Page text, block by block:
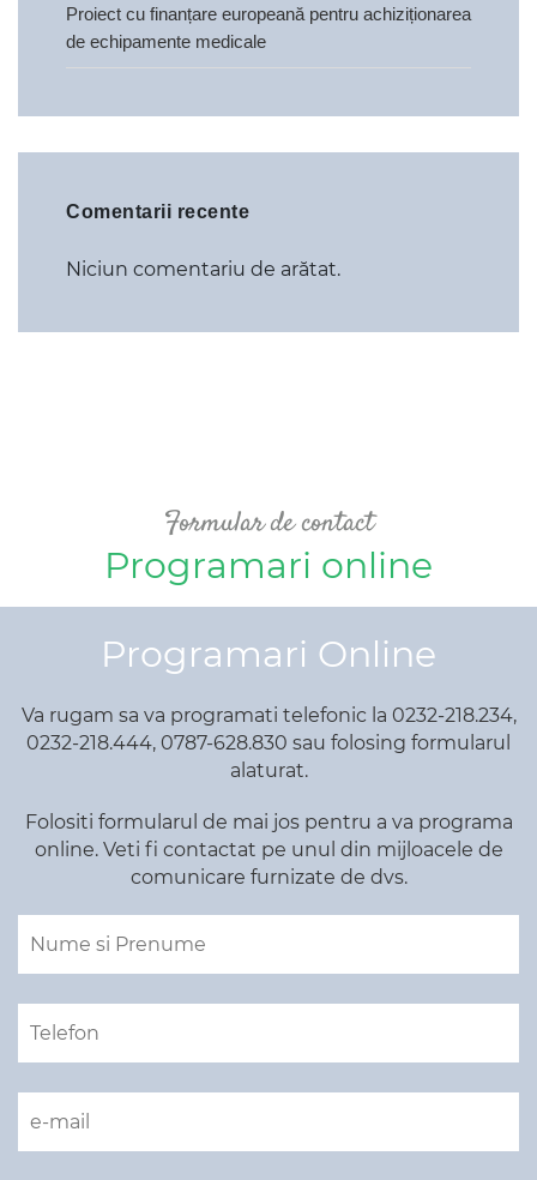
Proiect cu finanțare europeană pentru achiziționarea
de echipamente medicale
Comentarii recente
Niciun comentariu de arătat.
Formular de contact
Programari online
Programari Online
Va rugam sa va programati telefonic la 0232-218.234,
0232-218.444, 0787-628.830 sau folosing formularul
alaturat.
Folositi formularul de mai jos pentru a va programa
online. Veti fi contactat pe unul din mijloacele de
comunicare furnizate de dvs.